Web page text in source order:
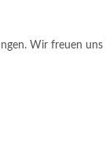
Wir freuen